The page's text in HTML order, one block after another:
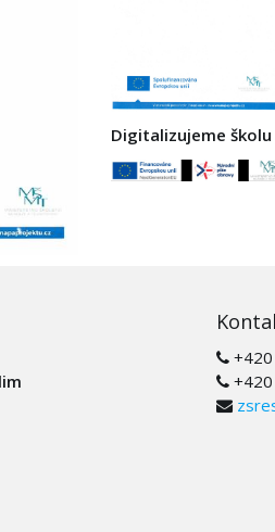
Digitalizujeme školu